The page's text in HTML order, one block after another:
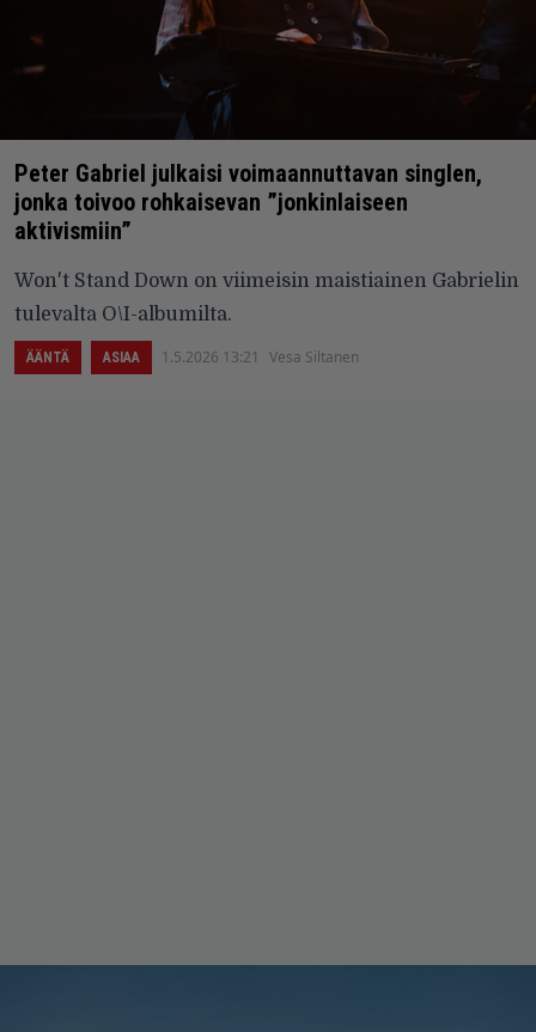
Peter Gabriel julkaisi voimaannuttavan singlen,
jonka toivoo rohkaisevan ”jonkinlaiseen
aktivismiin”
Won't Stand Down on viimeisin maistiainen Gabrielin
tulevalta O\I-albumilta.
ÄÄNTÄ ASIAA 1.5.2026 13:21 Vesa Siltanen